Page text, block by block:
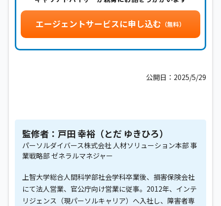
エージェントサービスに申し込む （無料）
公開日：2025/5/29
監修者：戸田 幸裕（とだ ゆきひろ）
パーソルダイバース株式会社 人材ソリューション本部 事
業戦略部 ゼネラルマネジャー
上智大学総合人間科学部社会学科卒業後、損害保険会社
にて法人営業、官公庁向け営業に従事。2012年、インテ
リジェンス（現パーソルキャリア）へ入社し、障害者専